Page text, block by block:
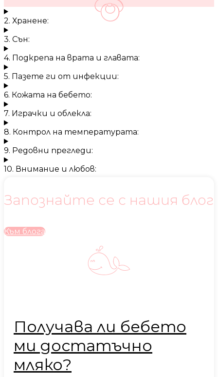
2. Хранене:
3. Сън:
4. Подкрепа на врата и главата:
5. Пазете ги от инфекции:
6. Кожата на бебето:
7. Играчки и облекла:
8. Контрол на температурата:
9. Редовни прегледи:
10. Внимание и любов:
Запознайте се с нашия блог
Към блога
Получава ли бебето
ми достатъчно
мляко?